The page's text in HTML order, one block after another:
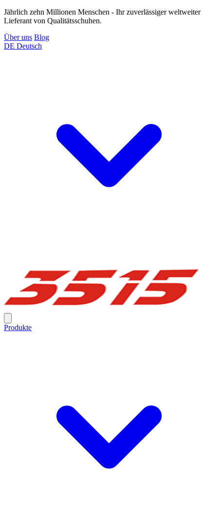
Jährlich zehn Millionen Menschen - Ihr zuverlässiger weltweiter
Lieferant von Qualitätsschuhen.
Über uns Blog
DE Deutsch
Produkte